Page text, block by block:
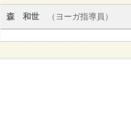
森 和世 （ヨーガ指導員）